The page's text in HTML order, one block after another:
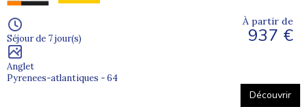
Séjour de 7 jour(s)
Anglet
Pyrenees-atlantiques - 64
À partir de
937 €
Découvrir